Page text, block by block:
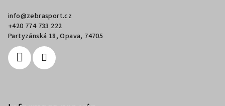
info@zebrasport.cz
+420 774 733 222
Partyzánská 18, Opava, 74705